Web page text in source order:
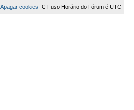
O Fuso Horário do Fórum é UTC
Apagar cookies